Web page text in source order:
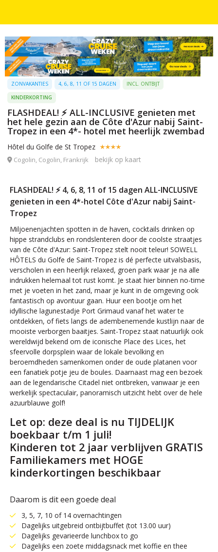
ZONVAKANTIES 4, 6, 8, 11 OF 15 DAGEN
INCL. ONTBIJT
KINDERKORTING
FLASHDEAL! ⚡ ALL-INCLUSIVE genieten met
het hele gezin aan de Côte d'Azur nabij Saint-
Tropez in een 4*- hotel met heerlijk zwembad
Hôtel du Golfe de St Tropez
Cogolin, Cogolin, Frankrijk bekijk op kaart
FLASHDEAL! ⚡ 4, 6, 8, 11 of 15 dagen ALL-INCLUSIVE
genieten in een 4*-hotel Côte d'Azur nabij Saint-
Tropez
Miljoenenjachten spotten in de haven, cocktails drinken op
hippe strandclubs en rondslenteren door de coolste straatjes
van de Côte d'Azur: Saint-Tropez stelt nooit teleur! SOWELL
HÔTELS du Golfe de Saint-Tropez is dé perfecte uitvalsbasis,
verscholen in een heerlijk relaxed, groen park waar je na alle
indrukken helemaal tot rust komt. Je staat hier binnen no-time
met je voeten in het zand, maar je kunt in de omgeving ook
fantastisch op avontuur gaan. Huur een bootje om het
idyllische lagunestadje Port Grimaud vanaf het water te
ontdekken, of fiets langs de adembenemende kustlijn naar de
mooiste verborgen baaitjes. Saint-Tropez staat natuurlijk ook
wereldwijd bekend om de iconische Place des Lices, het
sfeervolle dorpsplein waar de lokale bevolking en
beroemdheden samenkomen onder de oude platanen voor
een fanatiek potje jeu de boules. Daarnaast mag een bezoek
aan de legendarische Citadel niet ontbreken, vanwaar je een
werkelijk spectaculair, panoramisch uitzicht hebt over de hele
azuurblauwe golf!
Let op: deze deal is nu TIJDELIJK
boekbaar t/m 1 juli!
Kinderen tot 2 jaar verblijven GRATIS
Familiekamers met HOGE
kinderkortingen beschikbaar
Daarom is dit een goede deal
3, 5, 7, 10 of 14 overnachtingen
Dagelijks uitgebreid ontbijtbuffet (tot 13.00 uur)
Dagelijks gevarieerde lunchbox to go
Dagelijks een zoete middagsnack met koffie en thee